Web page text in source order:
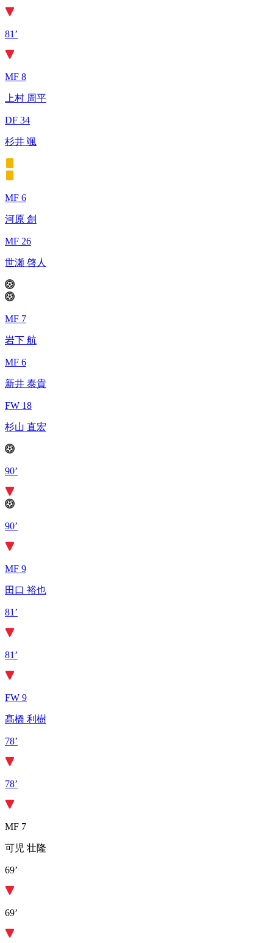
81’
MF 8
上村 周平
DF 34
杉井 颯
MF 6
河原 創
MF 26
世瀬 啓人
MF 7
岩下 航
MF 6
新井 泰貴
FW 18
杉山 直宏
90’
90’
MF 9
田口 裕也
81’
81’
FW 9
髙橋 利樹
78’
78’
MF 7
可児 壮隆
69’
69’